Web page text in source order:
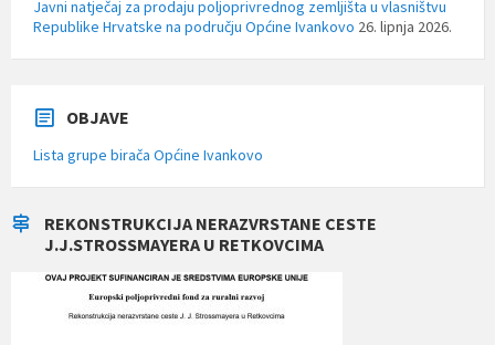
Javni natječaj za prodaju poljoprivrednog zemljišta u vlasništvu
Republike Hrvatske na području Općine Ivankovo 26. lipnja 2026.
OBJAVE
Lista grupe birača Općine Ivankovo
REKONSTRUKCIJA NERAZVRSTANE CESTE
J.J.STROSSMAYERA U RETKOVCIMA